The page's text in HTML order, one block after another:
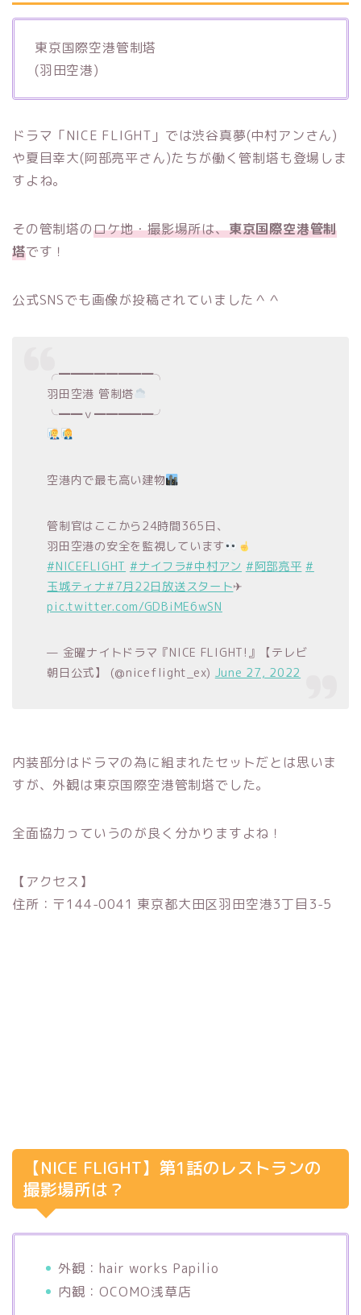
東京国際空港管制塔
(羽田空港)
ドラマ「NICE FLIGHT」では渋谷真夢(中村アンさん)
や夏目幸大(阿部亮平さん)たちが働く管制塔も登場しま
すよね。
その管制塔のロケ地・撮影場所は、東京国際空港管制
塔です！
公式SNSでも画像が投稿されていました＾＾
╭━━━━━━━━╮
羽田空港 管制塔
╰━━ｖ━━━━━╯
空港内で最も高い建物
管制官はここから24時間365日、
羽田空港の安全を監視しています
#NICEFLIGHT #ナイフラ#中村アン #阿部亮平 #
玉城ティナ#7月22日放送スタート✈︎
pic.twitter.com/GDBiME6wSN
— 金曜ナイトドラマ『NICE FLIGHT!』【テレビ
朝日公式】 (@niceflight_ex) June 27, 2022
内装部分はドラマの為に組まれたセットだとは思いま
すが、外観は東京国際空港管制塔でした。
全面協力っていうのが良く分かりますよね！
【アクセス】
住所：〒144-0041 東京都大田区羽田空港3丁目3-5
【NICE FLIGHT】第1話のレストランの
撮影場所は？
外観：hair works Papilio
内観：OCOMO浅草店